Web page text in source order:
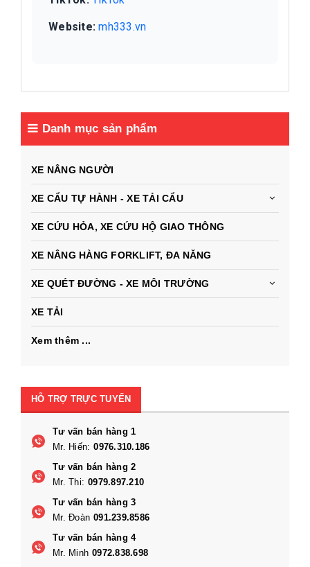
Website: mh333.vn
Danh mục sản phẩm
XE NÂNG NGƯỜI
XE CẨU TỰ HÀNH - XE TẢI CẨU
XE CỨU HỎA, XE CỨU HỘ GIAO THÔNG
XE NÂNG HÀNG FORKLIFT, ĐA NĂNG
XE QUÉT ĐƯỜNG - XE MÔI TRƯỜNG
XE TẢI
Xem thêm ...
HỖ TRỢ TRỰC TUYẾN
Tư vấn bán hàng 1
Mr. Hiến: 0976.310.186
Tư vấn bán hàng 2
Mr. Thi: 0979.897.210
Tư vấn bán hàng 3
Mr. Đoàn 091.239.8586
Tư vấn bán hàng 4
Mr. Minh 0972.838.698